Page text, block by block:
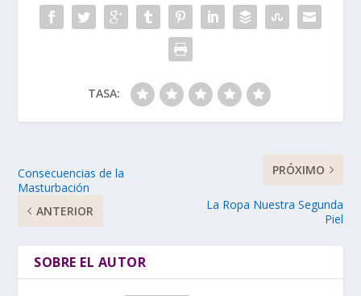
TASA:
Consecuencias de la
Masturbación
ANTERIOR
PRÓXIMO
La Ropa Nuestra Segunda
Piel
SOBRE EL AUTOR